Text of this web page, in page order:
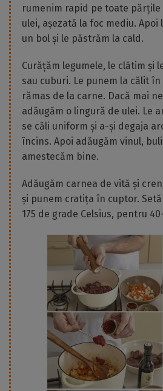
rumenim rapid pe toate
ulei, așezată la foc mediu.
un bol și le păstrăm la cald.
Curățăm legumele, le clătim și
sau cuburi. Le punem la călit
rămas de la carne. Dacă mai
adăugăm o lingură de ulei. Le
se căli uniform și a-și degaja
încins. Apoi adăugăm vinul,
amestecăm bine.
Adăugăm carnea de vită și
și punem cratița în cuptor.
175 de grade Celsius, pentru